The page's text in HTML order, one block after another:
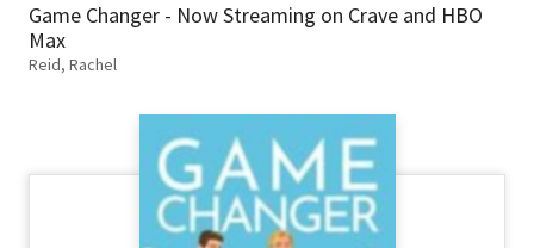
Gyermek- és ifjúsági
Game Changer - Now Streaming on Crave and HBO
Max
Reid, Rachel